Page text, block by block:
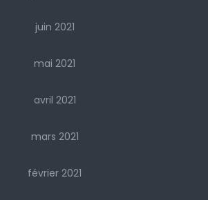
juin 2021
mai 2021
avril 2021
mars 2021
février 2021